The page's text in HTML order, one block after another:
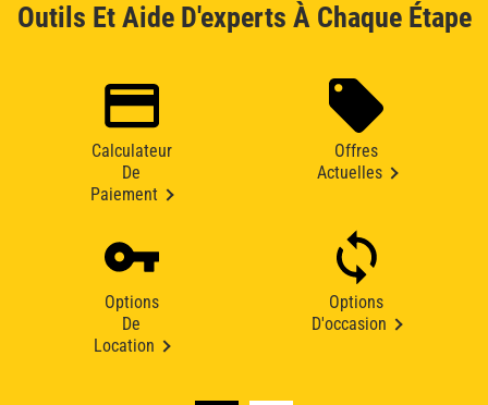
Outils Et Aide D'experts À Chaque Étape
Calculateur
De
Paiement
Offres
Actuelles
Options
De
Location
Options
D'occasion